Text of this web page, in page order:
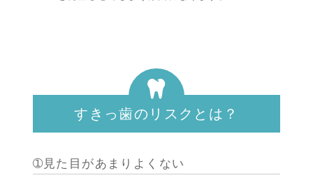
すきっ歯のリスクとは？
➀見た目があまりよくない